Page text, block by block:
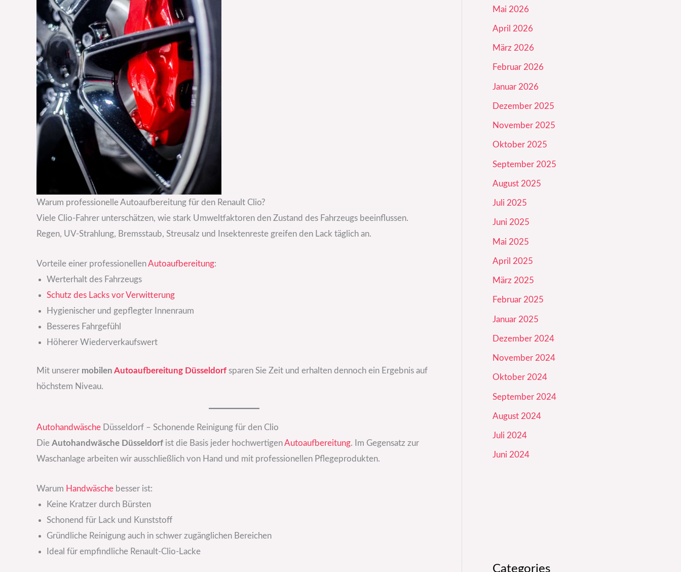
Warum professionelle Autoaufbereitung für den Renault Clio?
Viele Clio-Fahrer unterschätzen, wie stark Umweltfaktoren den Zustand des Fahrzeugs beeinflussen.
Regen, UV-Strahlung, Bremsstaub, Streusalz und Insektenreste greifen den Lack täglich an.
Vorteile einer professionellenAutoaufbereitung:
Werterhalt des Fahrzeugs
Schutz des Lacks vor Verwitterung
Hygienischer und gepflegter Innenraum
Besseres Fahrgefühl
Höherer Wiederverkaufswert
Mit unserer mobilen Autoaufbereitung Düsseldorf sparen Sie Zeit und erhalten dennoch ein Ergebnis auf
höchstem Niveau.
Autohandwäsche Düsseldorf – Schonende Reinigung für den Clio
Die Autohandwäsche Düsseldorf ist die Basis jeder hochwertigenAutoaufbereitung. Im Gegensatz zur
Waschanlage arbeiten wir ausschließlich von Hand und mit professionellen Pflegeprodukten.
Warum Handwäsche besser ist:
Keine Kratzer durch Bürsten
Schonend für Lack und Kunststoff
Gründliche Reinigung auch in schwer zugänglichen Bereichen
Ideal für empfindliche Renault-Clio-Lacke
Mai 2026
April 2026
März 2026
Februar 2026
Januar 2026
Dezember 2025
November 2025
Oktober 2025
September 2025
August 2025
Juli 2025
Juni 2025
Mai 2025
April 2025
März 2025
Februar 2025
Januar 2025
Dezember 2024
November 2024
Oktober 2024
September 2024
August 2024
Juli 2024
Juni 2024
Categories